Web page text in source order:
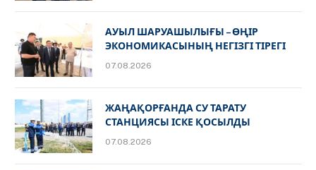
АУЫЛ ШАРУАШЫЛЫҒЫ – ӨҢІР
ЭКОНОМИКАСЫНЫҢ НЕГІЗГІ ТІРЕГІ
07.08.2026
ЖАҢАҚОРҒАНДА СУ ТАРАТУ
СТАНЦИЯСЫ ІСКЕ ҚОСЫЛДЫ
07.08.2026